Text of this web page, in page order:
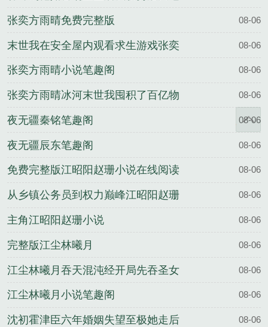
趣阁
张奕方雨晴免费完整版 08-06
末世我在安全屋内观看求生游戏张奕
方雨晴结局+番外篇
08-06
张奕方雨晴小说笔趣阁 08-06
张奕方雨晴冰河末世我囤积了百亿物
资
08-06
夜无疆秦铭笔趣阁 08-06
夜无疆辰东笔趣阁 08-06
免费完整版江昭阳赵珊小说在线阅读 08-06
从乡镇公务员到权力巅峰江昭阳赵珊
结局
08-06
主角江昭阳赵珊小说 08-06
完整版江尘林曦月 08-06
江尘林曦月吞天混沌经开局先吞圣女
修为结局免费
08-06
江尘林曦月小说笔趣阁 08-06
沈初霍津臣六年婚姻失望至极她走后
08-06